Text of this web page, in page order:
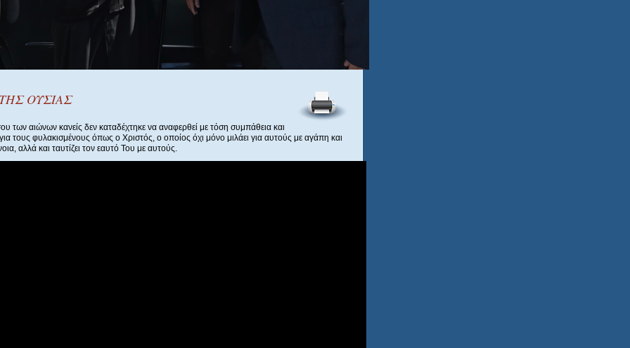
ΟΥΣΙΑΣ
των αιώνων κανείς δεν καταδέχτηκε να αναφερθεί με τόση συμπάθεια και
τους φυλακισμένους όπως ο Χριστός, ο οποίος όχι μόνο μιλάει για αυτούς με αγάπη και
αλλά και ταυτίζει τον εαυτό Του με αυτούς.